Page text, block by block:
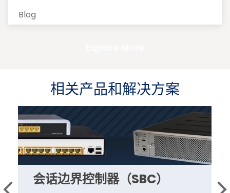
Blog
相关产品和解决方案
会话边界控制器（SBC）